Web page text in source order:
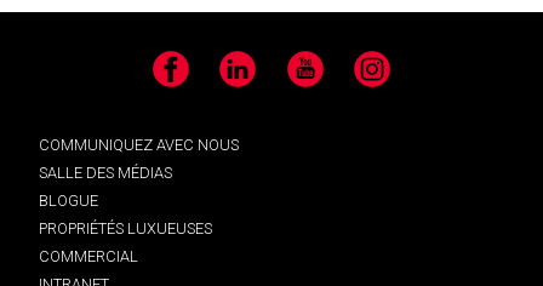
Facebook LinkedIn YouTube Instagram
COMMUNIQUEZ AVEC NOUS
SALLE DES MÉDIAS
BLOGUE
PROPRIÉTÉS LUXUEUSES
COMMERCIAL